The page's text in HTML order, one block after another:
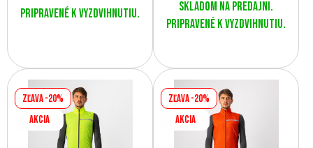
Pripravené k vyzdvihnutiu.
Skladom na predajni.
Pripravené k vyzdvihnutiu.
Zľava -20%
AKCIA
Zľava -20%
AKCIA